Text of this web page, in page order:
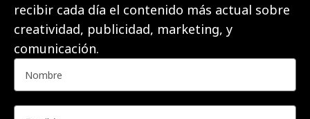
recibir cada día el contenido más actual sobre
creatividad, publicidad, marketing, y
comunicación.